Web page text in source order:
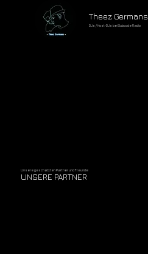
Theez Germans
DJs / Host-DJs bei Subcode Radio
Unsere geschätzten Partner und Freunde
UNSERE PARTNER